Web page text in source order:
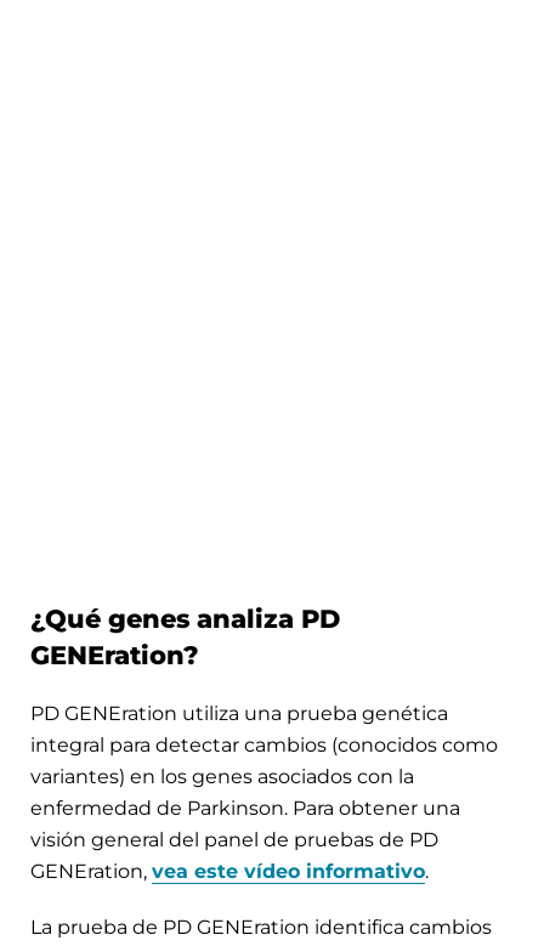
¿Qué genes analiza PD
GENEration?
PD GENEration utiliza una prueba genética
integral para detectar cambios (conocidos como
variantes) en los genes asociados con la
enfermedad de Parkinson. Para obtener una
visión general del panel de pruebas de PD
GENEration, vea este vídeo informativo.
La prueba de PD GENEration identifica cambios